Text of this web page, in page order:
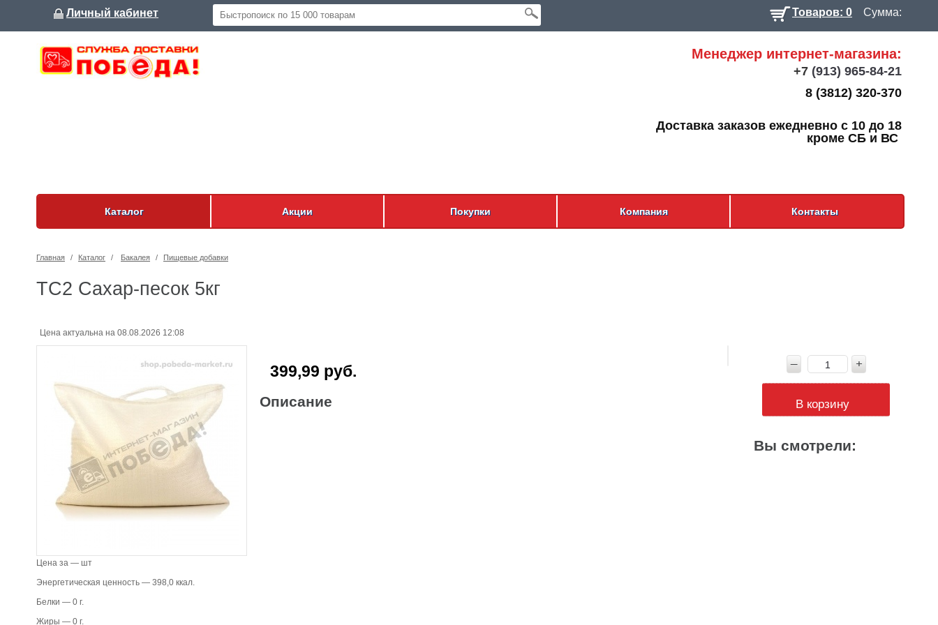
Личный кабинет Товаров: 0 Сумма:
Менеджер интернет-магазина:
+7 (913) 965-84-21
8 (3812) 320-370
Доставка заказов ежедневно с 10 до 18
кроме СБ и ВС
Каталог Акции Покупки Компания Контакты
Главная / Каталог / Бакалея / Пищевые добавки
ТС2 Сахар-песок 5кг
Цена актуальна на 08.08.2026 12:08
399,99 руб.
Описание В корзину
Вы смотрели:
Цена за — шт
Энергетическая ценность — 398,0 ккал.
Белки — 0 г.
Жиры — 0 г.